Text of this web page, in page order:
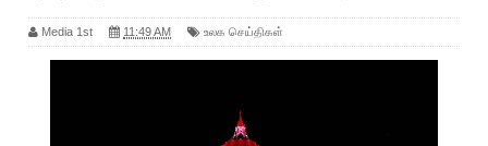
Media 1st 11:49 AM உலக செய்திகள்